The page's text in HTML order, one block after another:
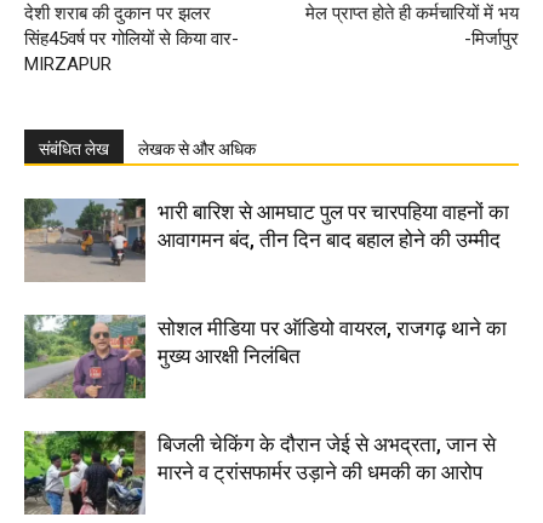
देशी शराब की दुकान पर झलर
सिंह45वर्ष पर गोलियों से किया वार-
MIRZAPUR
मेल प्राप्त होते ही कर्मचारियों में भय
-मिर्जापुर
संबंधित लेख लेखक से और अधिक
भारी बारिश से आमघाट पुल पर चारपहिया वाहनों का
आवागमन बंद, तीन दिन बाद बहाल होने की उम्मीद
सोशल मीडिया पर ऑडियो वायरल, राजगढ़ थाने का
मुख्य आरक्षी निलंबित
बिजली चेकिंग के दौरान जेई से अभद्रता, जान से
मारने व ट्रांसफार्मर उड़ाने की धमकी का आरोप